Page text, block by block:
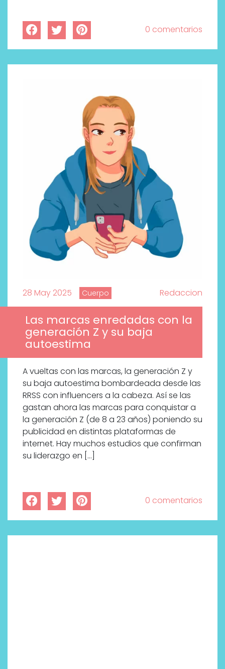
0 comentarios
28 May 2025 Cuerpo Redaccion
Las marcas enredadas con la
generación Z y su baja
autoestima
A vueltas con las marcas, la generación Z y
su baja autoestima bombardeada desde las
RRSS con influencers a la cabeza. Así se las
gastan ahora las marcas para conquistar a
la generación Z (de 8 a 23 años) poniendo su
publicidad en distintas plataformas de
internet. Hay muchos estudios que confirman
su liderazgo en […]
0 comentarios